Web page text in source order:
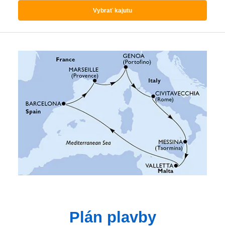
Vyhľadať zájazdy
S delegátom
Luxusné plavby
Akčné plavby
Pokročilé filtrování
Reset filtrů
Vybrať kajutu
Plán plavby